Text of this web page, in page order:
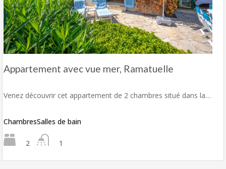
Appartement avec vue mer, Ramatuelle
Venez découvrir cet appartement de 2 chambres situé dans la…
Chambres
2
Salles de bain
1